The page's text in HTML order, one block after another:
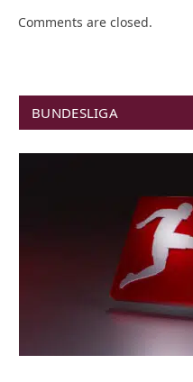
Comments are closed.
BUNDESLIGA